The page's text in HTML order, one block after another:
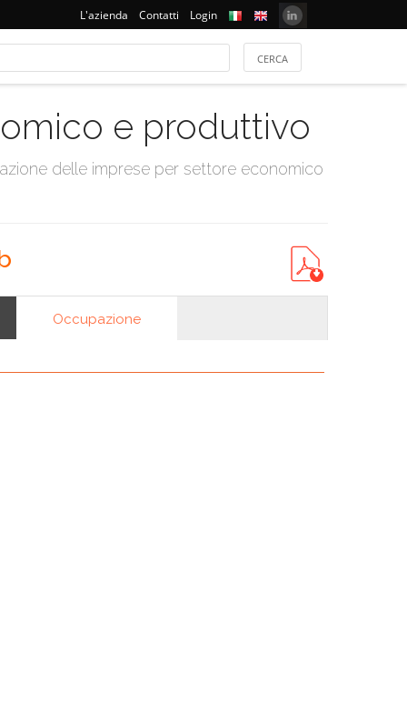
L'azienda Contatti Login
e produttivo
delle imprese per settore economico
Occupazione